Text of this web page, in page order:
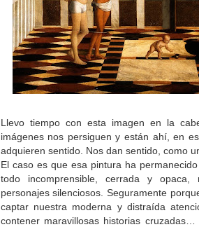
Llevo tiempo con esta imagen en la
imágenes nos persiguen y están ahí, en
adquieren sentido. Nos dan sentido, como
El caso es que esa pintura ha
todo incomprensible, cerrada y
personajes silenciosos. Seguramente
captar nuestra moderna y distraída
contener maravillosas historias